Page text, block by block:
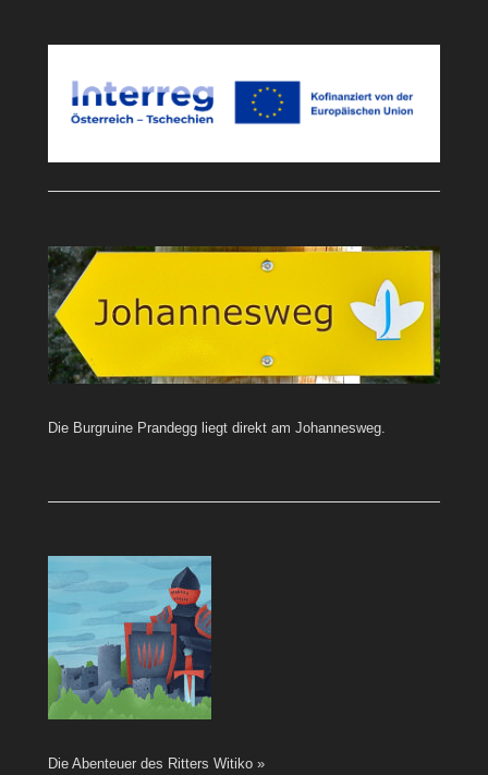
Die Burgruine Prandegg liegt direkt am Johannesweg.
Die Abenteuer des Ritters Witiko »